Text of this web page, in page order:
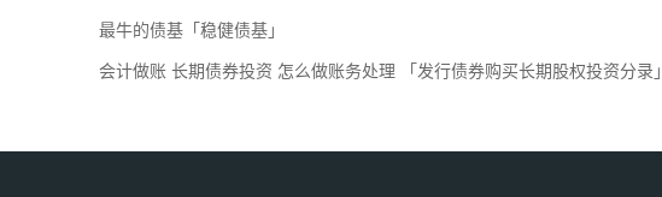
最牛的债基「稳健债基」
会计做账 长期债券投资 怎么做账务处理 「发行债券购买长期股权投资分录」